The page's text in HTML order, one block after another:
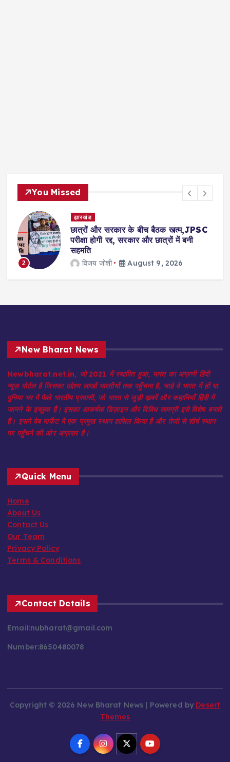
You Missed
2
झारखंड
छात्रों और सरकार के बीच बैठक खत्म,JPSC
परीक्षा होगी रद्द, सरकार और छात्रों में बनी
सहमति
विजय जोशी August 9, 2026
New Bharat News
Newbharat.net.in, जो 2021 में स्थापित हुआ, भारत का अग्रणी हिंदी
न्यूज़ पोर्टल है जिसका उद्देश्य लाखों भारतीयों तक पहुँचना है, चाहे वे भारत में हों या
दुनिया भर में फैले भारतीय प्रवासी, जो भारत से जुड़ी ख़बरें और कहानियाँ हिंदी में
जानने के इच्छुक हैं। इसका आकर्षक डिज़ाइन और विविध सामग्री इसे विशेष बनाते
हैं। इसने वेब मार्केट में एक प्रमुख स्थान हासिल किया है और तेजी से शीर्ष स्थान
पर पहुँचने की ओर अग्रसर है।
Quick Menu
Home
About Us
Contact Us
Our Team
Privacy Policy
Terms & Conditions
Contact Details
Email:nubharat@gmail.com
Number:8650480078
Copyright © 2026 New Bharat News | Powered by Desert
Themes